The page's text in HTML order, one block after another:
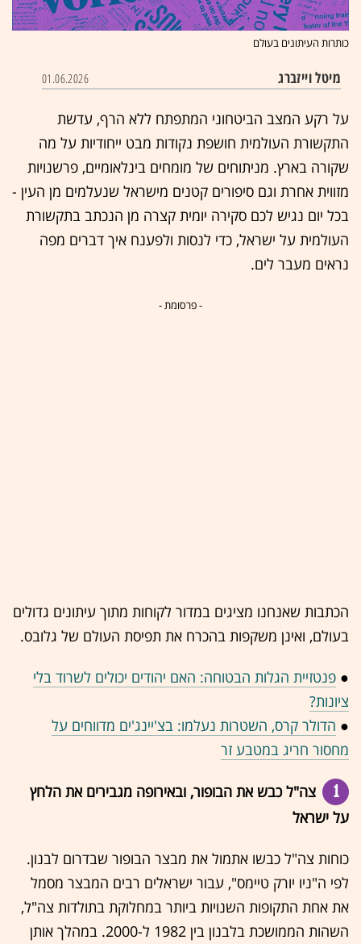
כותרות העיתונים בעולם
מיטל וייזברג 01.06.2026
על רקע המצב הביטחוני המתפתח ללא הרף, עדשת
התקשורת העולמית חושפת נקודות מבט ייחודיות על מה
שקורה בארץ. מניתוחים של מומחים בינלאומיים, פרשנויות
מזווית אחרת וגם סיפורים קטנים מישראל שנעלמים מן העין -
בכל יום נגיש לכם סקירה יומית קצרה מן הנכתב בתקשורת
העולמית על ישראל, כדי לנסות ולפענח איך דברים מפה
נראים מעבר לים.
- פרסומת -
הכתבות שאנחנו מציגים במדור לקוחות מתוך עיתונים גדולים
בעולם, ואינן משקפות בהכרח את תפיסת העולם של גלובס.
● פנטזיית הגלות הבטוחה: האם יהודים יכולים לשרוד בלי
ציונות?
● הדולר קרס, השטרות נעלמו: בצ'יינג'ים מדווחים על
מחסור חריג במטבע זר
1
צה"ל כבש את הבופור, ובאירופה מגבירים את הלחץ
על ישראל
כוחות צה"ל כבשו אתמול את מבצר הבופור שבדרום לבנון.
לפי ה"ניו יורק טיימס", עבור ישראלים רבים המבצר מסמל
את אחת התקופות השנויות ביותר במחלוקת בתולדות צה"ל,
השהות הממושכת בלבנון בין 1982 ל-2000. במהלך אותן